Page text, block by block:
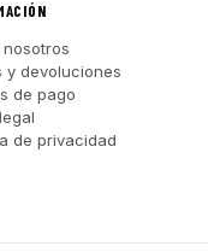
nosotros
y devoluciones
de pago
de privacidad